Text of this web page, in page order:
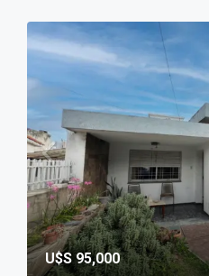
U$S 95,000